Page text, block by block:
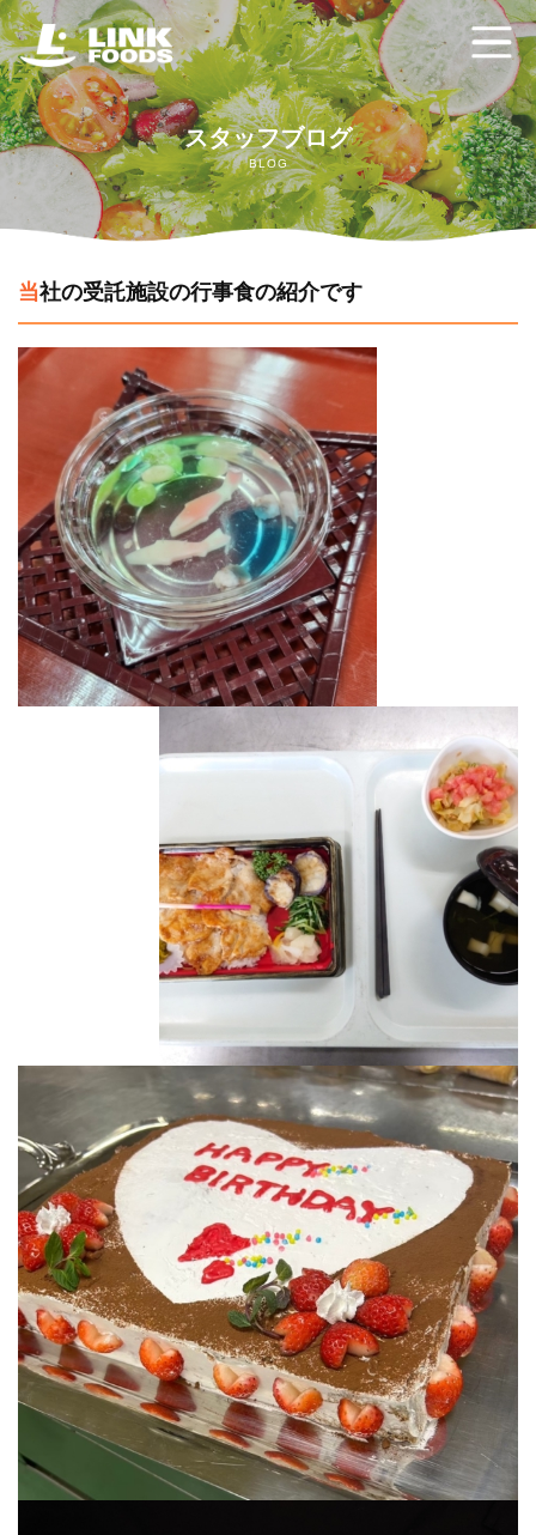
ホーム
リンクフーズの強み
給食委託サービス
配食サービス クックチル
ご利用の流れ
よくあるご質問
お問い合わせ
プライバシーポリシー
会社概要・代表あいさつ
導入事例
スタッフブログ
BLOG
当社の受託施設の行事食の紹介です